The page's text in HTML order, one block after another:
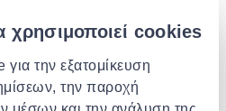
χρησιμοποιεί cookies
την εξατομίκευση
την παροχή
- 35%